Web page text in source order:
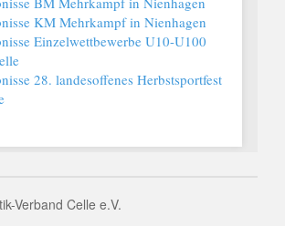
KM Mehrkampf in Nienhagen
Einzelwettbewerbe U10-U100
28. landesoffenes Herbstsportfest
Verband Celle e.V.